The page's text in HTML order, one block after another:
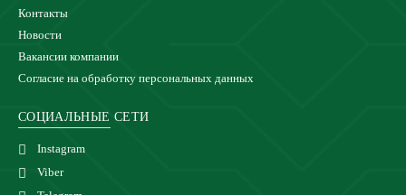
Контакты
Новости
Вакансии компании
Согласие на обработку персональных данных
СОЦИАЛЬНЫЕ СЕТИ
Instagram
Viber